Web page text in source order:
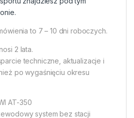
to 7 – 10 dni roboczych.
2 lata.
techniczne, aktualizacje i
po wygaśnięciu okresu
AT-350
system bez stacji